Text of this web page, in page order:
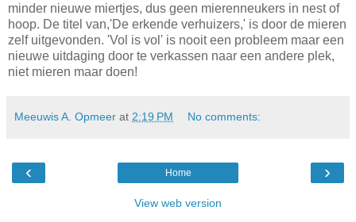
minder nieuwe miertjes, dus geen mierenneukers in nest of
hoop. De titel van,'De erkende verhuizers,' is door de mieren
zelf uitgevonden. 'Vol is vol' is nooit een probleem maar een
nieuwe uitdaging door te verkassen naar een andere plek,
niet mieren maar doen!
Meeuwis A. Opmeer at 2:19 PM No comments:
‹ ›
Home
View web version